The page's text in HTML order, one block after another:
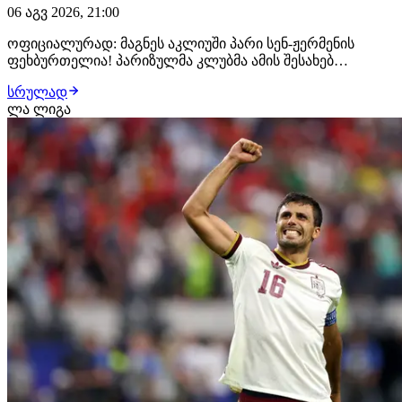
06 აგვ 2026, 21:00
ოფიციალურად: მაგნეს აკლიუში პარი სენ-ჟერმენის
ფეხბურთელია! პარიზულმა კლუბმა ამის შესახებ
ფრანგმა ვინგერმა პარი სენ-ჟერმენთან კონტრაქტი 2031
წლამდე გააფორმა, მხარეებს შორის კი €50 მილიონიანი
გარიგება შედგა. მაგნეს აკლიუში მონაკოს აკადე…
სრულად
ლა ლიგა